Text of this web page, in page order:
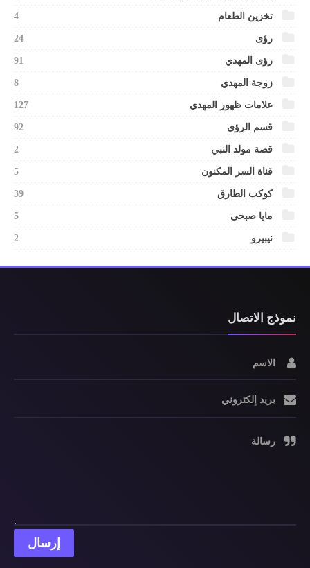
تخزين الطعام 4
رؤى 24
رؤى المهدي 91
زوجة المهدي 8
علامات ظهور المهدي 127
قسم الرؤى 92
قصة مولد النبي 2
قناة السر المكنون 5
كوكب الطارق 39
مايا صبحى 5
نيبيرو 2
نموذج الاتصال
الاسم
بريد إلكتروني
رسالة